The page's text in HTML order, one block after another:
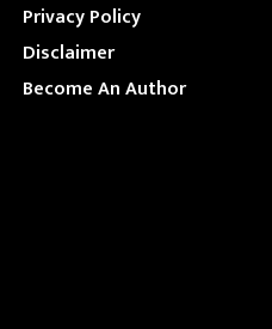
Privacy Policy
Disclaimer
Become An Author